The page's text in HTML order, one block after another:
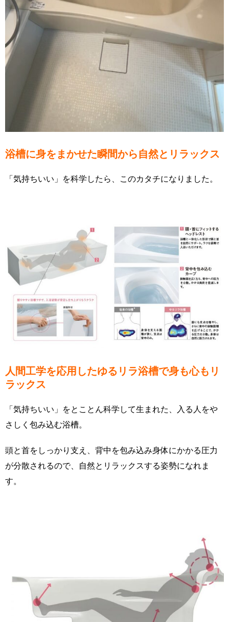
浴槽に身をまかせた瞬間から自然とリラックス
「気持ちいい」を科学したら、このカタチになりました。
人間工学を応用したゆるリラ浴槽で身も心もリ
ラックス
「気持ちいい」をとことん科学して生まれた、入る人をや
さしく包み込む浴槽。
頭と首をしっかり支え、背中を包み込み身体にかかる圧力
が分散されるので、自然とリラックスする姿勢になれま
す。